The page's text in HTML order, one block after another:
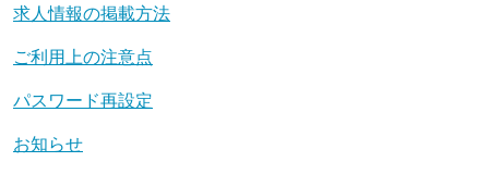
求人情報の掲載方法
ご利用上の注意点
パスワード再設定
お知らせ